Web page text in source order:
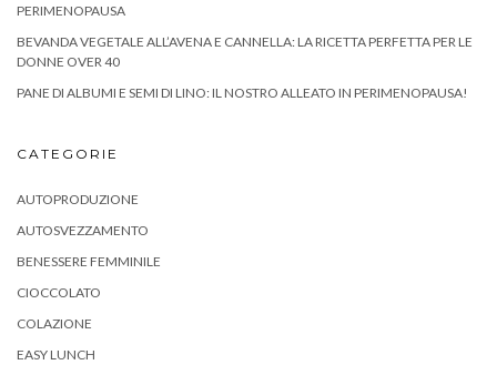
PERIMENOPAUSA
BEVANDA VEGETALE ALL’AVENA E CANNELLA: LA RICETTA PERFETTA PER LE
DONNE OVER 40
PANE DI ALBUMI E SEMI DI LINO: IL NOSTRO ALLEATO IN PERIMENOPAUSA!
CATEGORIE
AUTOPRODUZIONE
AUTOSVEZZAMENTO
BENESSERE FEMMINILE
CIOCCOLATO
COLAZIONE
EASY LUNCH